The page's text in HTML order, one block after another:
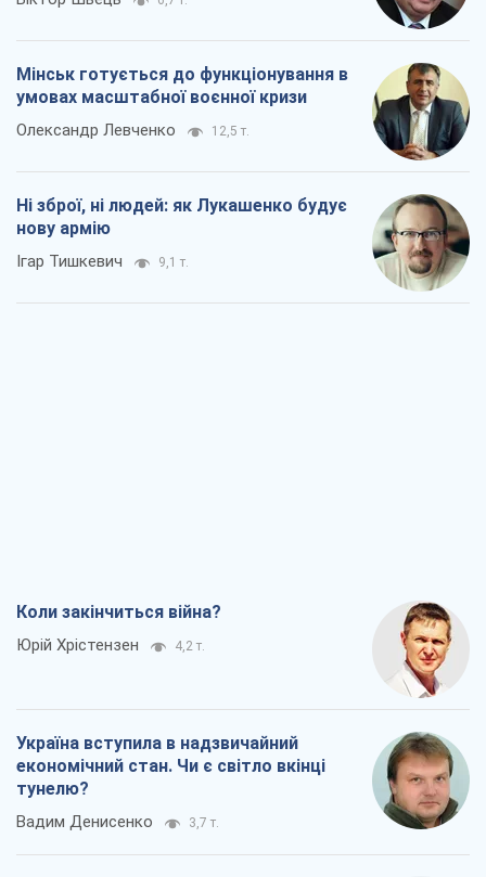
Мінськ готується до функціонування в
умовах масштабної воєнної кризи
Олександр Левченко 12,5 т.
Ні зброї, ні людей: як Лукашенко будує
нову армію
Ігар Тишкевич 9,1 т.
Коли закінчиться війна?
Юрій Хрістензен 4,2 т.
Україна вступила в надзвичайний
економічний стан. Чи є світло вкінці
тунелю?
Вадим Денисенко 3,7 т.